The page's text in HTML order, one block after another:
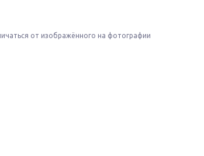
от изображённого на фотографии